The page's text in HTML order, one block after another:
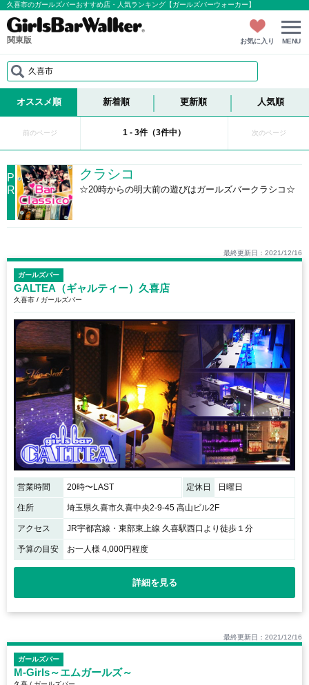
久喜市のガールズバーおすすめ店・人気ランキング【ガールズバーウォーカー】
関東版 お気に入り MENU
久喜市
オススメ順 新着順 更新順 人気順
前のページ 1 - 3件（3件中） 次のページ
P
R
クラシコ
☆20時からの明大前の遊びはガールズバークラシコ☆
最終更新日：2021/12/16
ガールズバー
GALTEA（ギャルティー）久喜店
久喜市 / ガールズバー
営業時間 20時〜LAST 定休日 日曜日
住所 埼玉県久喜市久喜中央2-9-45 高山ビル2F
アクセス JR宇都宮線・東部東上線 久喜駅西口より徒歩１分
予算の目安 お一人様 4,000円程度
詳細を見る
最終更新日：2021/12/16
ガールズバー
M-Girls～エムガールズ～